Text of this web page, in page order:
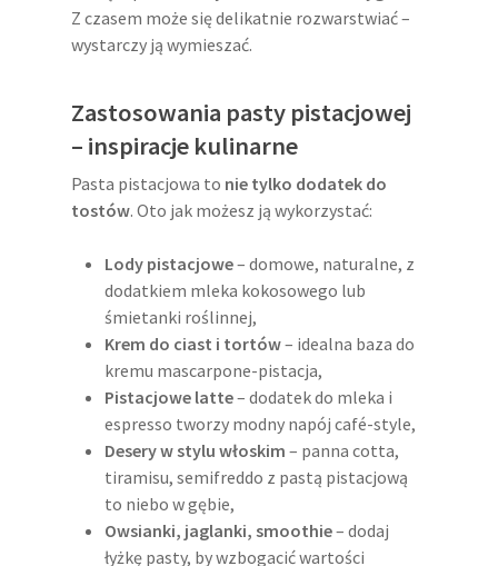
Z czasem może się delikatnie rozwarstwiać –
wystarczy ją wymieszać.
Zastosowania pasty pistacjowej
– inspiracje kulinarne
Pasta pistacjowa to nie tylko dodatek do
tostów. Oto jak możesz ją wykorzystać:
Lody pistacjowe– domowe, naturalne, z
dodatkiem mleka kokosowego lub
śmietanki roślinnej,
Krem do ciast i tortów– idealna baza do
kremu mascarpone-pistacja,
Pistacjowe latte– dodatek do mleka i
espresso tworzy modny napój café-style,
Desery w stylu włoskim – panna cotta,
tiramisu, semifreddo z pastą pistacjową
to niebo w gębie,
Owsianki, jaglanki, smoothie– dodaj
łyżkę pasty, by wzbogacić wartości